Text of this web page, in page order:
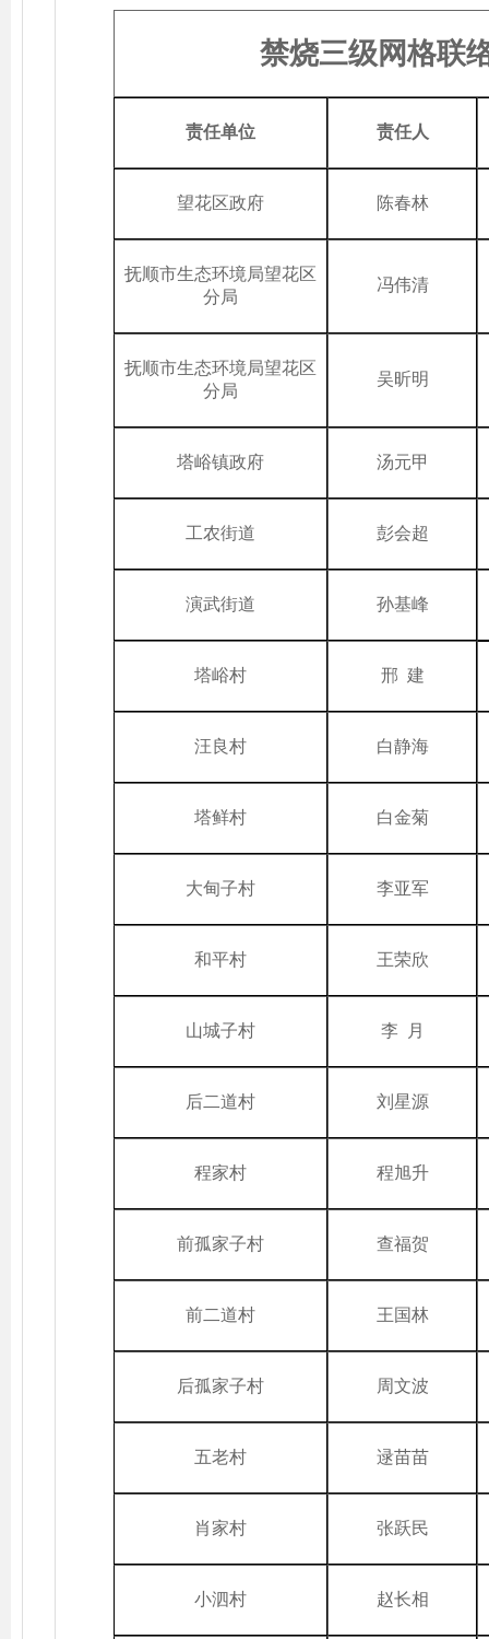
禁烧三级网格联
责任单位 责任人
望花区政府 陈春林
抚顺市生态环境局望花区
分局
冯伟清
抚顺市生态环境局望花区
分局
吴昕明
塔峪镇政府 汤元甲
工农街道 彭会超
演武街道 孙基峰
塔峪村 邢 建
汪良村 白静海
塔鲜村 白金菊
大甸子村 李亚军
和平村 王荣欣
山城子村 李 月
后二道村 刘星源
程家村 程旭升
前孤家子村 查福贺
前二道村 王国林
后孤家子村 周文波
五老村 逯苗苗
肖家村 张跃民
小泗村 赵长相